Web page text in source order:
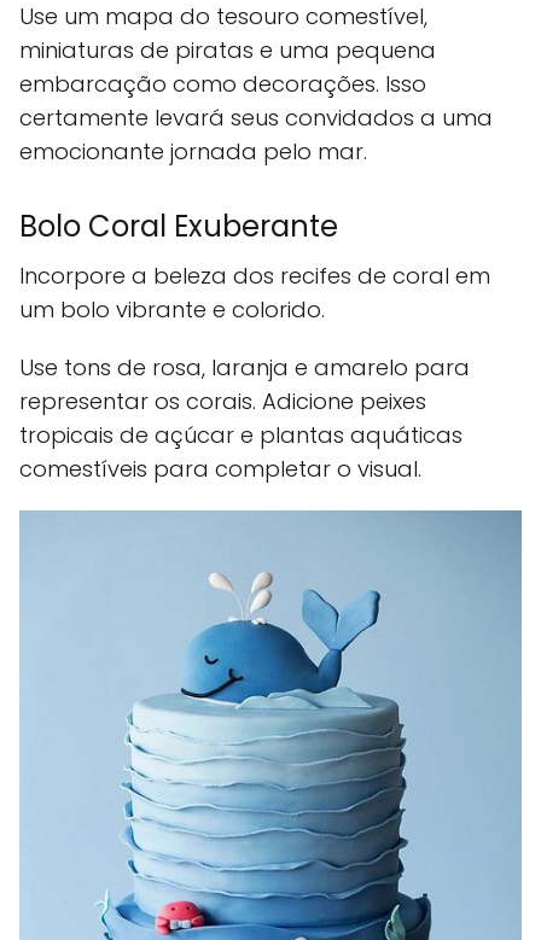
Use um mapa do tesouro comestível,
miniaturas de piratas e uma pequena
embarcação como decorações. Isso
certamente levará seus convidados a uma
emocionante jornada pelo mar.
Bolo Coral Exuberante
Incorpore a beleza dos recifes de coral em
um bolo vibrante e colorido.
Use tons de rosa, laranja e amarelo para
representar os corais. Adicione peixes
tropicais de açúcar e plantas aquáticas
comestíveis para completar o visual.